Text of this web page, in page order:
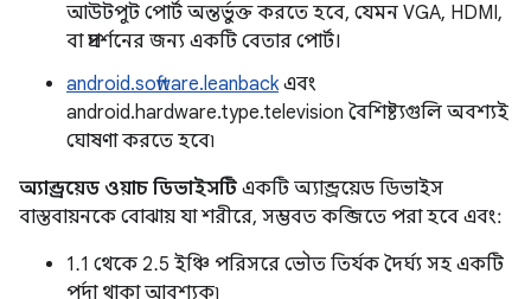
আউটপুট পোর্ট অন্তর্ভুক্ত করতে হবে, যেমন VGA, HDMI,
বা প্রদর্শনের জন্য একটি বেতার পোর্ট।
android.software.leanbackএবং
android.hardware.type.television বৈশিষ্ট্যগুলি অবশ্যই
ঘোষণা করতে হবে৷
অ্যান্ড্রয়েড ওয়াচ ডিভাইসটি একটি অ্যান্ড্রয়েড ডিভাইস
বাস্তবায়নকে বোঝায় যা শরীরে, সম্ভবত কব্জিতে পরা হবে এবং:
1.1 থেকে 2.5 ইঞ্চি পরিসরে ভৌত তির্যক দৈর্ঘ্য সহ একটি
পর্দা থাকা আবশ্যক৷